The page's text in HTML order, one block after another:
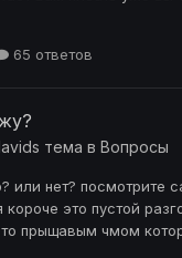
65 ответов
тема в Вопросы
или нет? посмотрите
это пустой
прыщавым чмом